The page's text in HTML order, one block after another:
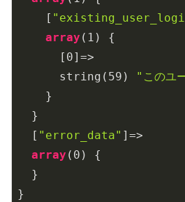
    [
array ( 1 ) {
      [
0]=>
      string(
59 )
"このユ
    }
  }
  [
"error_data" ]=>
array ( 0 ) {
  }
}